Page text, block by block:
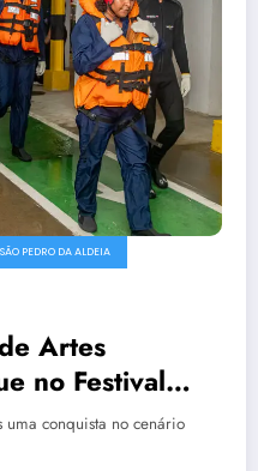
SÃO PEDRO DA ALDEIA
Artes
no Festival
SATED-RJ
conquista no cenário